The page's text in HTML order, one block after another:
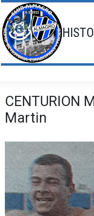
Saltar
al
contenido
CENTURION
Martin